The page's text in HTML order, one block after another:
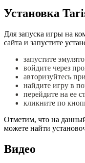
Установка
Для запуска игры на
сайта и запустите
запустите
войдите через
авторизуйтесь
найдите игру в
перейдите на ее
кликните по
Отметим, что на
можете найти
Видео